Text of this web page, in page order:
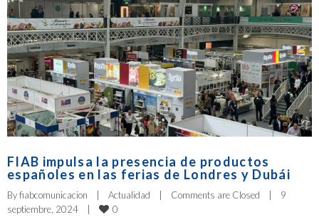
FIAB impulsa la presencia de productos
españoles en las ferias de Londres y Dubái
By fiabcomunicacion | Actualidad | Comments are Closed |
9
septiembre, 2024
| 0